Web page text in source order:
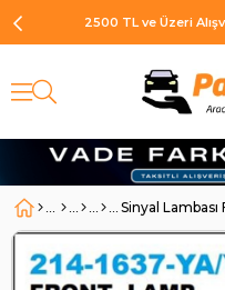
2500 TL ve Üzeri
Sinyal